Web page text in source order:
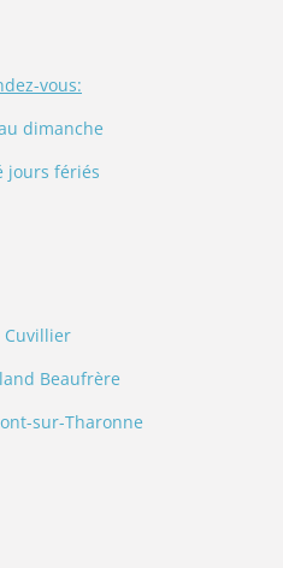
vous:
dimanche
jours fériés
Cuvillier
Beaufrère
sur-Tharonne